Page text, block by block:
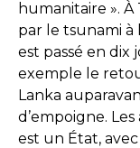
humanitaire ».
par le tsunami à
est passé en dix
exemple le
Lanka
d’empoigne.
est un État,